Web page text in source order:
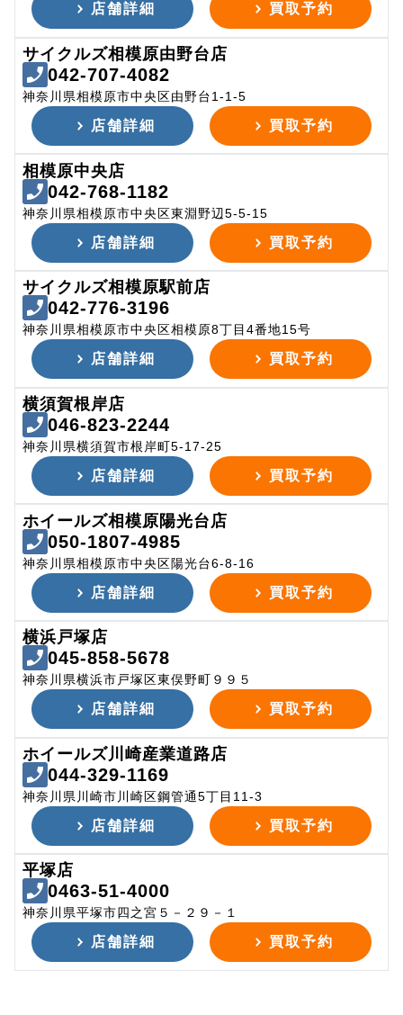
店舗詳細 買取予約
サイクルズ相模原由野台店
042-707-4082
神奈川県相模原市中央区由野台1-1-5
店舗詳細 買取予約
相模原中央店
042-768-1182
神奈川県相模原市中央区東淵野辺5-5-15
店舗詳細 買取予約
サイクルズ相模原駅前店
042-776-3196
神奈川県相模原市中央区相模原8丁目4番地15号
店舗詳細 買取予約
横須賀根岸店
046-823-2244
神奈川県横須賀市根岸町5-17-25
店舗詳細 買取予約
ホイールズ相模原陽光台店
050-1807-4985
神奈川県相模原市中央区陽光台6-8-16
店舗詳細 買取予約
横浜戸塚店
045-858-5678
神奈川県横浜市戸塚区東俣野町９９５
店舗詳細 買取予約
ホイールズ川崎産業道路店
044-329-1169
神奈川県川崎市川崎区鋼管通5丁目11-3
店舗詳細 買取予約
平塚店
0463-51-4000
神奈川県平塚市四之宮５－２９－１
店舗詳細 買取予約